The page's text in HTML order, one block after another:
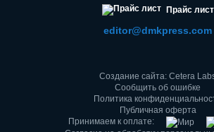
Прайс лист
editor@dmkpress.com
Создание сайта: Cetera
Сообщить об ошибке
Политика
Публичная оферта
Принимаем к оплате: